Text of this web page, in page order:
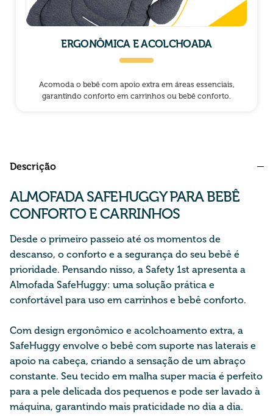
ERGONÔMICA E ACOLCHOADA
Acomoda o bebê com apoio extra em áreas essenciais,
garantindo conforto em carrinhos ou bebê conforto.
Descrição
ALMOFADA SAFEHUGGY PARA BEBÊ
CONFORTO E CARRINHOS
Desde o primeiro passeio até os momentos de
descanso, o conforto e a segurança do seu bebê é
prioridade. Pensando nisso, a Safety 1st apresenta a
Almofada SafeHuggy: uma solução prática e
confortável para uso em carrinhos e bebê conforto.
Com design ergonômico e acolchoamento extra, a
SafeHuggy envolve o bebê com suporte nas laterais e
apoio na cabeça, criando a sensação de um abraço
constante. Seu tecido em malha super macia é perfeito
para a pele delicada dos pequenos e pode ser lavado à
máquina, garantindo mais praticidade no dia a dia.